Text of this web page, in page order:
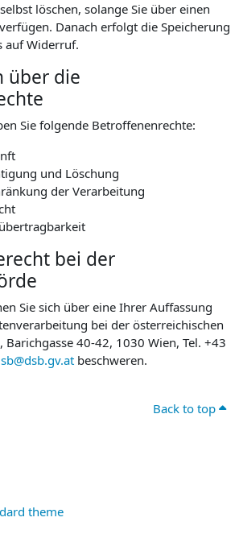
löschen, solange Sie über einen
Danach erfolgt die Speicherung
auf Widerruf.
über die
Sie folgende Betroffenenrechte:
und Löschung
der Verarbeitung
bei der
Sie sich über eine Ihrer Auffassung
bei der österreichischen
Barichgasse 40-42, 1030 Wien, Tel. +43
beschweren.
Back to top
theme